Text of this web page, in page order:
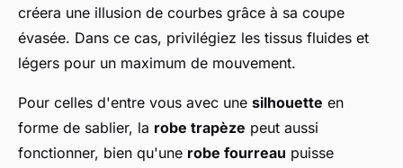
créera une illusion de courbes grâce à sa coupe
évasée. Dans ce cas, privilégiez les tissus fluides et
légers pour un maximum de mouvement.
Pour celles d'entre vous avec une silhouette en
forme de sablier, la robe trapèze peut aussi
fonctionner, bien qu'une robe fourreau puisse